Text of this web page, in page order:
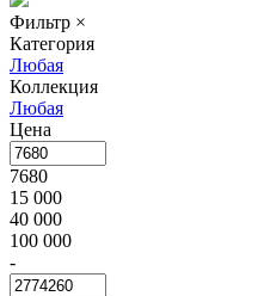
Фильтр ×
Категория
Любая
Коллекция
Любая
Цена
7680
15 000
40 000
100 000
-